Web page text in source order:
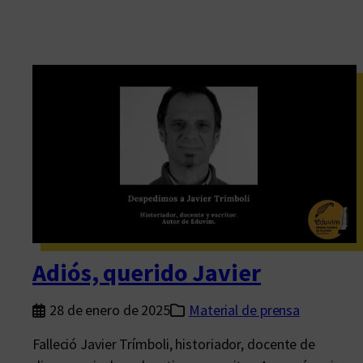
Adiós, querido Javier
28 de enero de 2025
Material de prensa
Falleció Javier Trímboli, historiador, docente de